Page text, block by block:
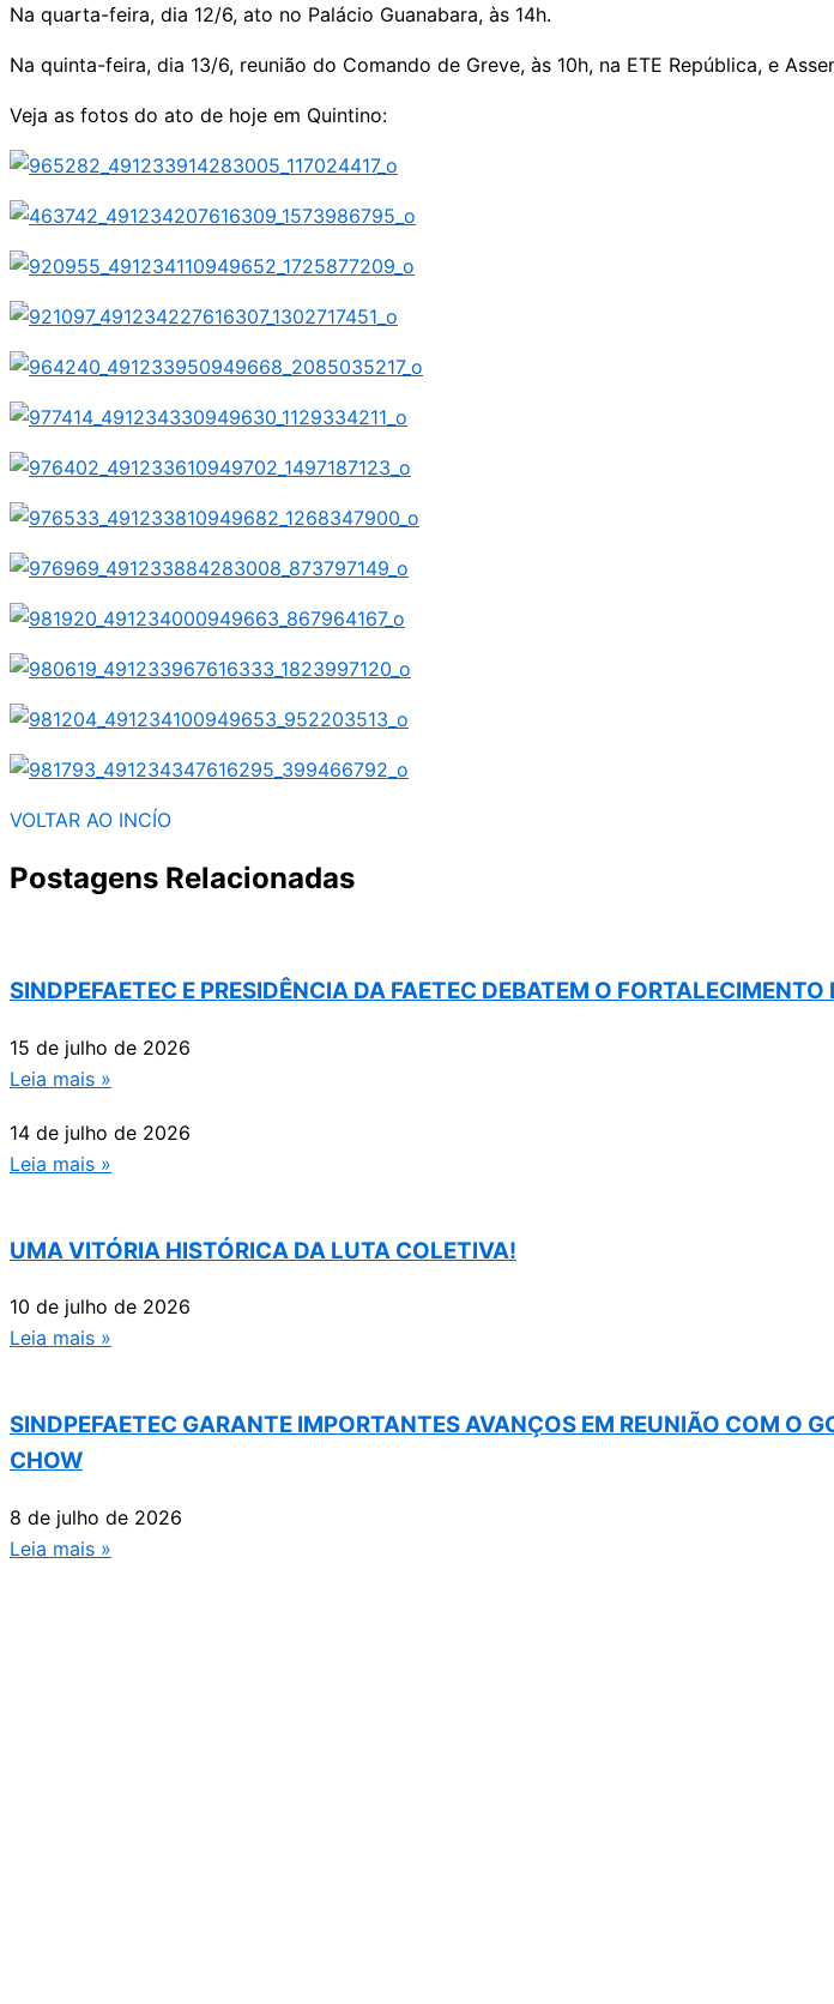
Na quarta-feira, dia 12/6, ato no Palácio Guanabara, às 14h.
Na quinta-feira, dia 13/6, reunião do Comando de Greve, às 10h, na ETE República, e
Veja as fotos do ato de hoje em Quintino:
VOLTAR AO INCÍO
Postagens Relacionadas
SINDPEFAETEC E PRESIDÊNCIA DA FAETEC DEBATEM O
15 de julho de 2026
Leia mais »
14 de julho de 2026
Leia mais »
UMA VITÓRIA HISTÓRICA DA LUTA COLETIVA!
10 de julho de 2026
Leia mais »
SINDPEFAETEC GARANTE IMPORTANTES AVANÇOS EM REUNIÃO COM O
CHOW
8 de julho de 2026
Leia mais »